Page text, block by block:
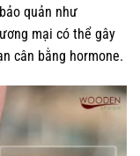
quản như
mại có thể gây
cân bằng hormone.